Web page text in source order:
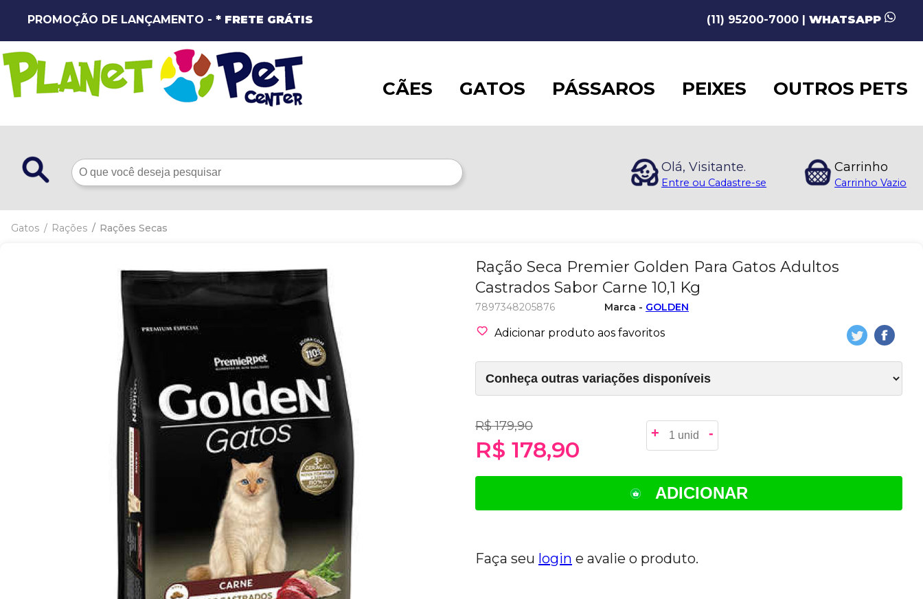
PROMOÇÃO DE LANÇAMENTO - * FRETE GRÁTIS (11) 95200-7000 | WHATSAPP
CÃES GATOS PÁSSAROS PEIXES OUTROS PETS
Olá, Visitante.
Entre ou Cadastre-se
Carrinho
Carrinho Vazio
Gatos Rações Rações Secas
Ração Seca Premier Golden Para Gatos Adultos
Castrados Sabor Carne 10,1 Kg
7897348205876 Marca - GOLDEN
Adicionar produto aos favoritos
R$ 179,90
R$ 178,90
+ -
ADICIONAR
Faça seu login e avalie o produto.